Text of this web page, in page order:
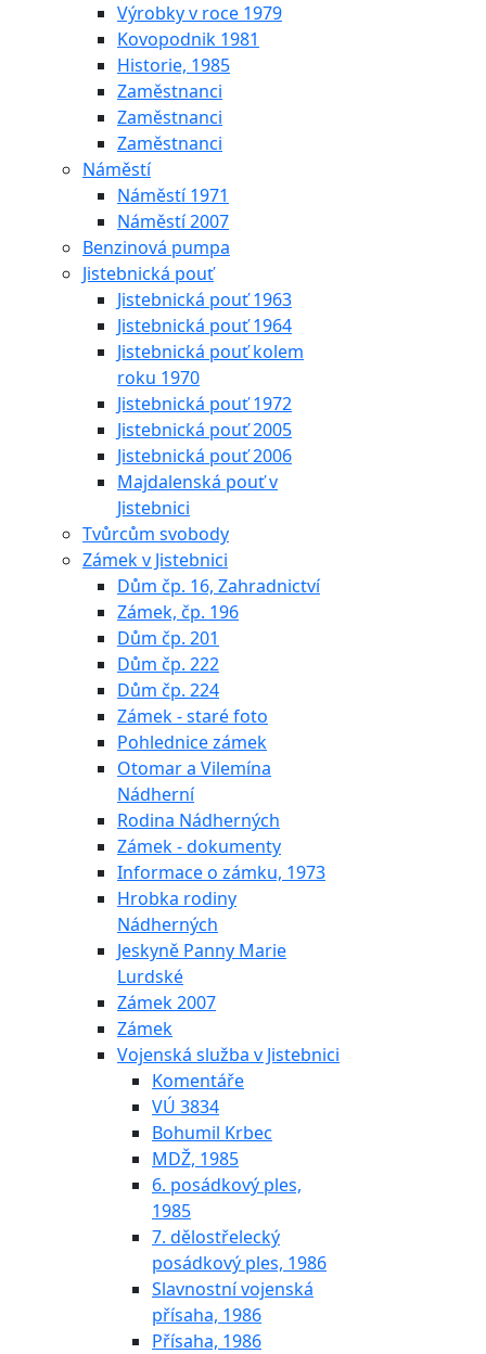
Výrobky v roce 1979
Kovopodnik 1981
Historie, 1985
Zaměstnanci
Zaměstnanci
Zaměstnanci
Náměstí
Náměstí 1971
Náměstí 2007
Benzinová pumpa
Jistebnická pouť
Jistebnická pouť 1963
Jistebnická pouť 1964
Jistebnická pouť kolem
roku 1970
Jistebnická pouť 1972
Jistebnická pouť 2005
Jistebnická pouť 2006
Majdalenská pouť v
Jistebnici
Tvůrcům svobody
Zámek v Jistebnici
Dům čp. 16, Zahradnictví
Zámek, čp. 196
Dům čp. 201
Dům čp. 222
Dům čp. 224
Zámek - staré foto
Pohlednice zámek
Otomar a Vilemína
Nádherní
Rodina Nádherných
Zámek - dokumenty
Informace o zámku, 1973
Hrobka rodiny
Nádherných
Jeskyně Panny Marie
Lurdské
Zámek 2007
Zámek
Vojenská služba v Jistebnici
Komentáře
VÚ 3834
Bohumil Krbec
MDŽ, 1985
6. posádkový ples,
1985
7. dělostřelecký
posádkový ples, 1986
Slavnostní vojenská
přísaha, 1986
Přísaha, 1986